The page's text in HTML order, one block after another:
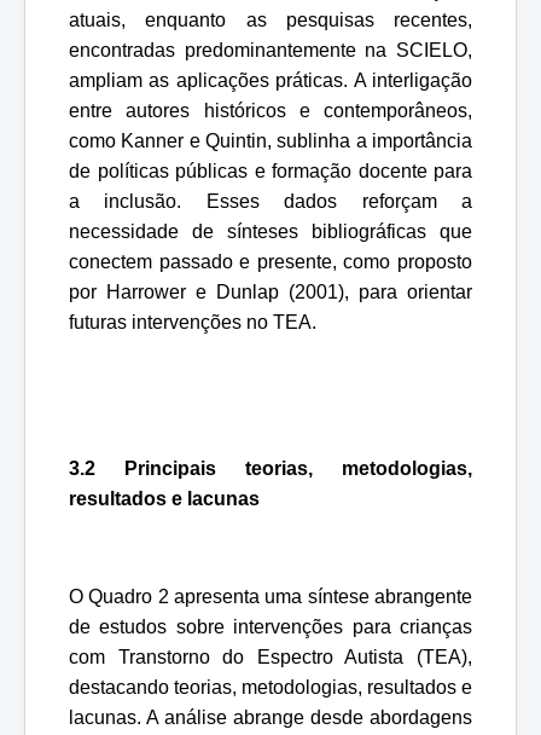
atuais, enquanto as pesquisas recentes,
encontradas predominantemente na SCIELO,
ampliam as aplicações práticas. A interligação
entre autores históricos e contemporâneos,
como Kanner e Quintin, sublinha a importância
de políticas públicas e formação docente para
a inclusão. Esses dados reforçam a
necessidade de sínteses bibliográficas que
conectem passado e presente, como proposto
por Harrower e Dunlap (2001), para orientar
futuras intervenções no TEA.
3.2 Principais teorias, metodologias,
resultados e lacunas
O Quadro 2 apresenta uma síntese abrangente
de estudos sobre intervenções para crianças
com Transtorno do Espectro Autista (TEA),
destacando teorias, metodologias, resultados e
lacunas. A análise abrange desde abordagens